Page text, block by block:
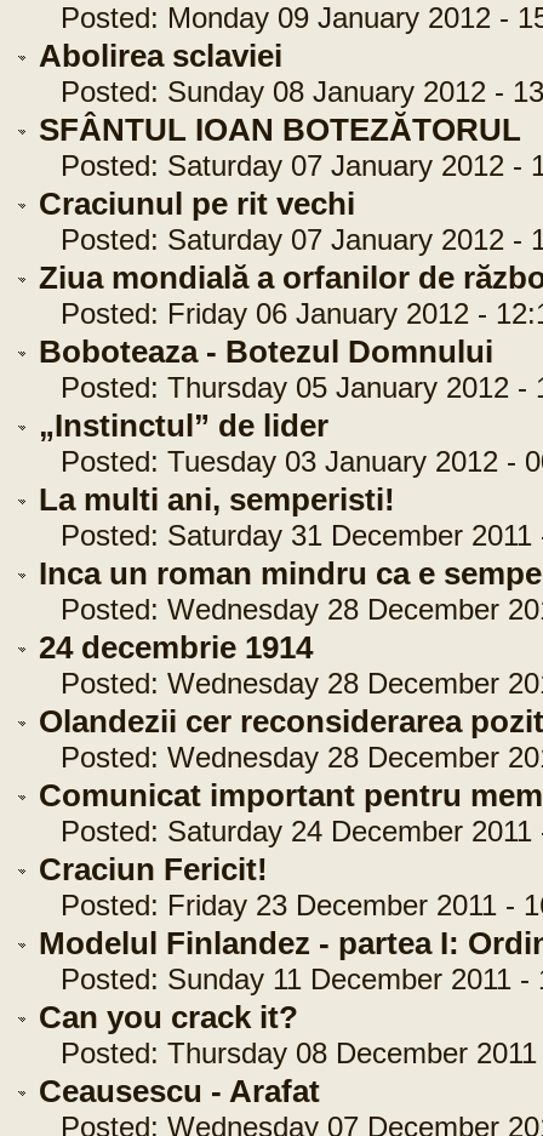
Posted: Monday 09 January 2012 -
Abolirea sclaviei
Posted: Sunday 08 January 2012 -
SFÂNTUL IOAN BOTEZĂTORUL
Posted: Saturday 07 January 2012 -
Craciunul pe rit vechi
Posted: Saturday 07 January 2012 -
Ziua mondială a orfanilor de
Posted: Friday 06 January 2012 -
Boboteaza - Botezul Domnului
Posted: Thursday 05 January 2012 -
„Instinctul” de lider
Posted: Tuesday 03 January 2012 -
La multi ani, semperisti!
Posted: Saturday 31 December 2011
Inca un roman mindru ca e
Posted: Wednesday 28 December
24 decembrie 1914
Posted: Wednesday 28 December
Olandezii cer reconsiderarea
Posted: Wednesday 28 December
Comunicat important pentru
Posted: Saturday 24 December 2011
Craciun Fericit!
Posted: Friday 23 December 2011 -
Modelul Finlandez - partea I:
Posted: Sunday 11 December 2011 -
Can you crack it?
Posted: Thursday 08 December 2011
Ceausescu - Arafat
Posted: Wednesday 07 December